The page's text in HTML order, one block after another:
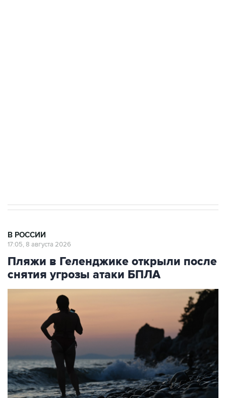
В РОССИИ
17:05, 8 августа 2026
Пляжи в Геленджике открыли после
снятия угрозы атаки БПЛА